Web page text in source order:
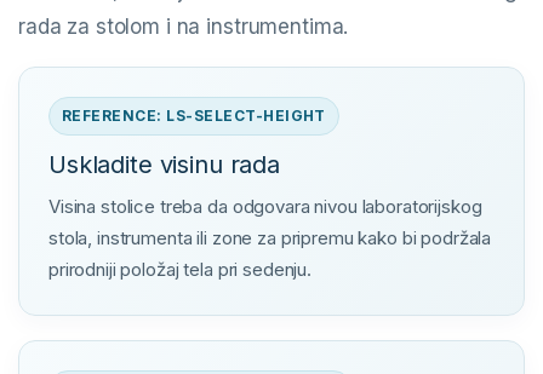
rada za stolom i na instrumentima.
REFERENCE: LS-SELECT-HEIGHT
Uskladite visinu rada
Visina stolice treba da odgovara nivou laboratorijskog
stola, instrumenta ili zone za pripremu kako bi podržala
prirodniji položaj tela pri sedenju.